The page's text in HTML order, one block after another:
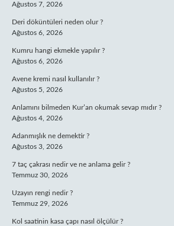
Ağustos 7, 2026
Deri döküntüleri neden olur ?
Ağustos 6, 2026
Kumru hangi ekmekle yapılır ?
Ağustos 6, 2026
Avene kremi nasıl kullanılır ?
Ağustos 5, 2026
Anlamını bilmeden Kur’an okumak sevap mıdır ?
Ağustos 4, 2026
Adanmışlık ne demektir ?
Ağustos 3, 2026
7 taç çakrası nedir ve ne anlama gelir ?
Temmuz 30, 2026
Uzayın rengi nedir ?
Temmuz 29, 2026
Kol saatinin kasa çapı nasıl ölçülür ?